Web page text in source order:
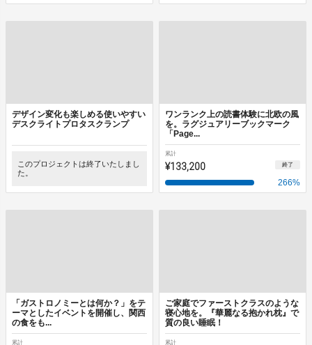
デザイン変化も楽しめる使いやすい
デスクライトプロタスクランプ
このプロジェクトは終了いたしまし
た。
ワンランク上の読書体験に北欧の風
を。ラグジュアリーブックマーク
「Page...
累計
¥133,200 終了
266%
「ガストロノミーとは何か？」をテ
ーマとしたイベントを開催し、関西
の食をも...
累計
ご家庭でファーストクラスのような
寝心地を。『華麗なる抱かれ枕』で
質の良い睡眠！
累計